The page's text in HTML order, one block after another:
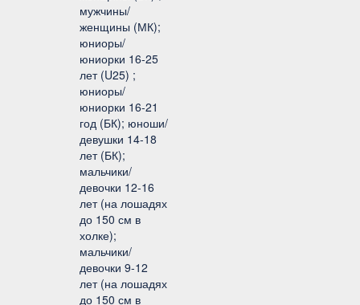
мужчины/
женщины (МК);
юниоры/
юниорки 16-25
лет (U25) ;
юниоры/
юниорки 16-21
год (БК); юноши/
девушки 14-18
лет (БК);
мальчики/
девочки 12-16
лет (на лошадях
до 150 см в
холке);
мальчики/
девочки 9-12
лет (на лошадях
до 150 см в